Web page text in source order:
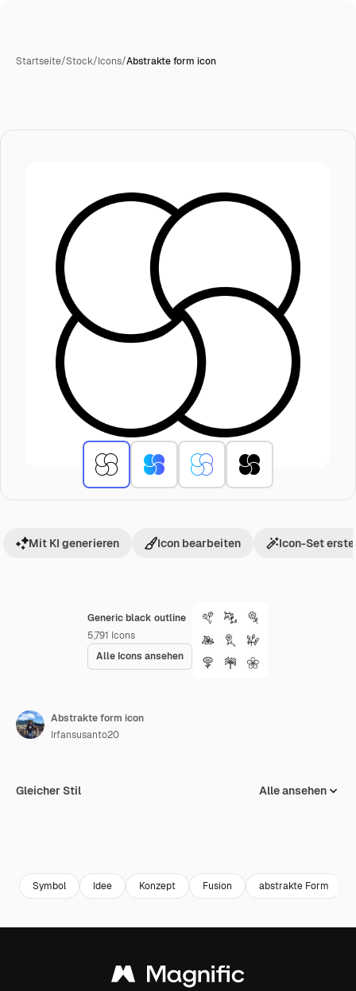
Startseite/Stock/Icons/Abstrakte form icon
Generic black outline
5,791 Icons
Alle Icons ansehen
Mit KI generieren Icon bearbeiten Icon-Set
Abstrakte form icon
Irfansusanto20
Gleicher Stil Alle ansehen
Symbol Idee Konzept Fusion abstrakte Form